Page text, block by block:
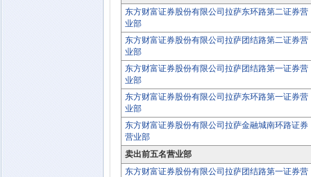
东方财富证券股份有限公司拉萨东环路第二证券营
业部
东方财富证券股份有限公司拉萨团结路第二证券营
业部
东方财富证券股份有限公司拉萨团结路第一证券营
业部
东方财富证券股份有限公司拉萨东环路第一证券营
业部
东方财富证券股份有限公司拉萨金融城南环路证券
营业部
卖出前五名营业部
东方财富证券股份有限公司拉萨团结路第一证券营